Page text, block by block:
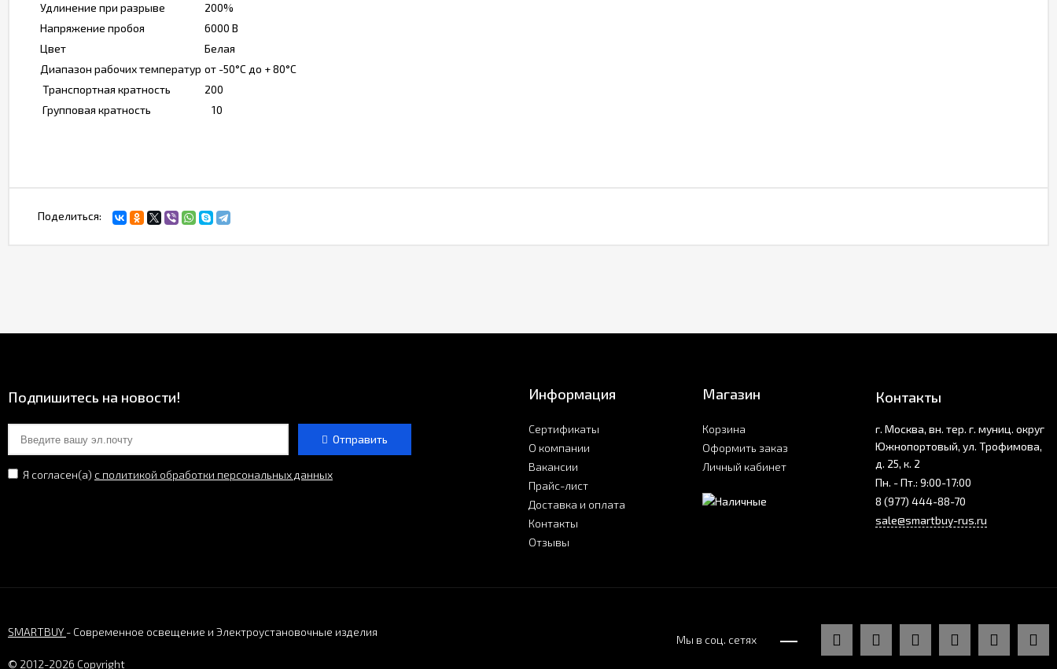
Удлинение при разрыве
200%
Напряжение пробоя
6000 В
Цвет
Белая
Диапазон рабочих температур от -50°С до + 80°С
Транспортная кратность
200
Групповая кратность
10
Поделиться:
Подпишитесь на новости!
Отправить
Я согласен(a) с политикой обработки персональных данных
Информация
Сертификаты
О компании
Вакансии
Прайс-лист
Доставка и оплата
Контакты
Отзывы
Магазин
Корзина
Оформить заказ
Личный кабинет
Контакты
г. Москва, вн. тер. г. муниц. округ
Южнопортовый, ул. Трофимова,
д. 25, к. 2
Пн. - Пт.: 9:00-17:00
8 (977) 444-88-70
sale@smartbuy-rus.ru
Мы в соц. сетях
SMARTBUY - Современное освещение и Электроустановочные изделия
© 2012-2026 Copyright